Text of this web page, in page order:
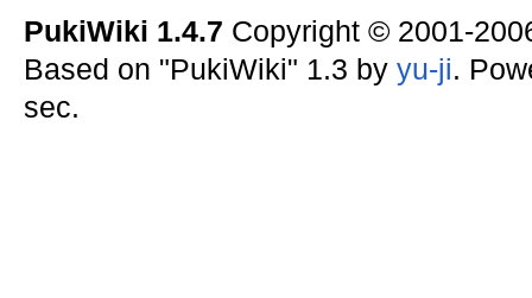
PukiWiki 1.4.7 Copyright © 2001-
Based on "PukiWiki" 1.3 by yu-ji.
sec.